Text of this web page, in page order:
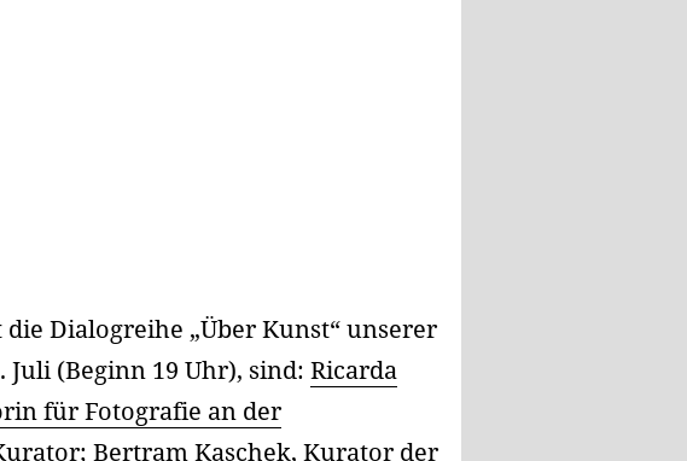
Dialogreihe „Über Kunst“ unserer
Juli (Beginn 19 Uhr), sind: Ricarda
für Fotografie an der
Bertram Kaschek, Kurator der